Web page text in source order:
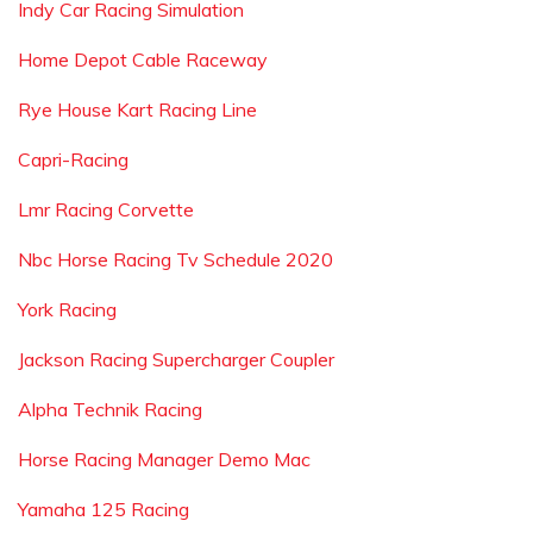
Indy Car Racing Simulation
Home Depot Cable Raceway
Rye House Kart Racing Line
Capri-Racing
Lmr Racing Corvette
Nbc Horse Racing Tv Schedule 2020
York Racing
Jackson Racing Supercharger Coupler
Alpha Technik Racing
Horse Racing Manager Demo Mac
Yamaha 125 Racing